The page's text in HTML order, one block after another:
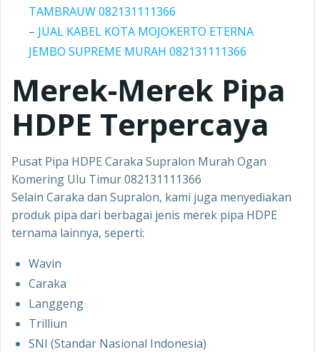
TAMBRAUW 082131111366
– JUAL KABEL KOTA MOJOKERTO ETERNA
JEMBO SUPREME MURAH 082131111366
Merek-Merek Pipa
HDPE Terpercaya
Pusat Pipa HDPE Caraka Supralon Murah Ogan
Komering Ulu Timur 082131111366
Selain Caraka dan Supralon, kami juga menyediakan
produk pipa dari berbagai jenis merek pipa HDPE
ternama lainnya, seperti:
Wavin
Caraka
Langgeng
Trilliun
SNI (Standar Nasional Indonesia)